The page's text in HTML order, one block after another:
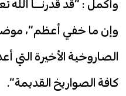
وأكمل : “قد قدرنــا الله
وإن ما خفي أعظم”،
الصاروخية الأخيرة التي
كافة الصواريخ القديمة”.